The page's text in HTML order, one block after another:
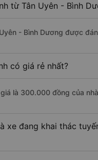
từ Tân Uyên - Bình
- Bình Dương được
có giá rẻ nhất?
là 300.000 đồng của
xe đang khai thác